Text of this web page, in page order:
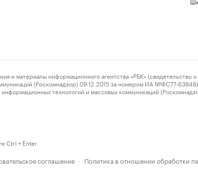
информационного агентства «РБК» (свидетельство о
(Роскомнадзор) 09.12.2015 за номером ИА №ФС77-63848)
технологий и массовых коммуникаций
Ctrl + Enter
соглашение · Политика в отношении обработки